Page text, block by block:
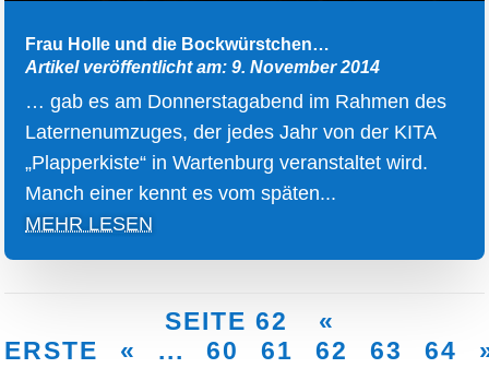
Frau Holle und die Bockwürstchen…
Artikel veröffentlicht am: 9. November 2014
… gab es am Donnerstagabend im Rahmen des
Laternenumzuges, der jedes Jahr von der KITA
„Plapperkiste“ in Wartenburg veranstaltet wird.
Manch einer kennt es vom späten...
MEHR LESEN
SEITE 62
«
ERSTE
« ... 60 61 62 63 64